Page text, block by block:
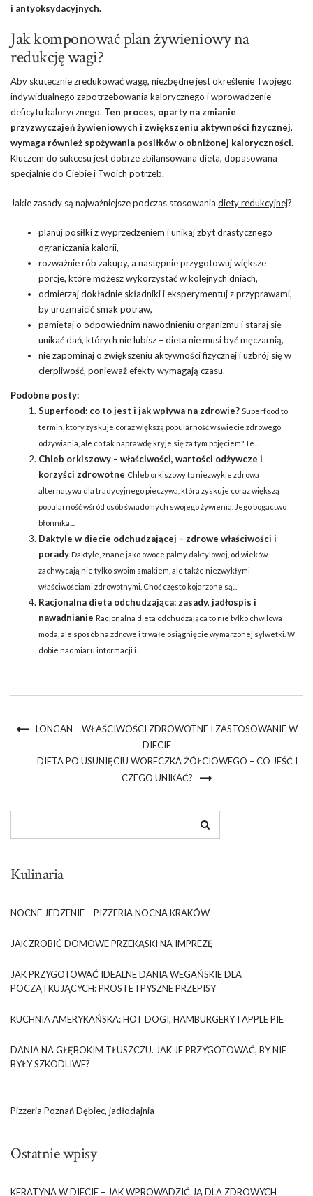
i antyoksydacyjnych.
Jak komponować plan żywieniowy na
redukcję wagi?
Aby skutecznie zredukować wagę, niezbędne jest określenie Twojego
indywidualnego zapotrzebowania kalorycznego i wprowadzenie
deficytu kalorycznego. Ten proces, oparty na zmianie
przyzwyczajeń żywieniowych i zwiększeniu aktywności fizycznej,
wymaga również spożywania posiłków o obniżonej kaloryczności.
Kluczem do sukcesu jest dobrze zbilansowana dieta, dopasowana
specjalnie do Ciebie i Twoich potrzeb.
Jakie zasady są najważniejsze podczas stosowania diety redukcyjnej?
planuj posiłki z wyprzedzeniem i unikaj zbyt drastycznego
ograniczania kalorii,
rozważnie rób zakupy, a następnie przygotowuj większe
porcje, które możesz wykorzystać w kolejnych dniach,
odmierzaj dokładnie składniki i eksperymentuj z przyprawami,
by urozmaicić smak potraw,
pamiętaj o odpowiednim nawodnieniu organizmu i staraj się
unikać dań, których nie lubisz – dieta nie musi być męczarnią,
nie zapominaj o zwiększeniu aktywności fizycznej i uzbrój się w
cierpliwość, ponieważ efekty wymagają czasu.
Podobne posty:
Superfood: co to jest i jak wpływa na zdrowie? Superfood to
termin, który zyskuje coraz większą popularność w świecie zdrowego
odżywiania, ale co tak naprawdę kryje się za tym pojęciem? Te...
Chleb orkiszowy – właściwości, wartości odżywcze i
korzyści zdrowotne Chleb orkiszowy to niezwykle zdrowa
alternatywa dla tradycyjnego pieczywa, która zyskuje coraz większą
popularność wśród osób świadomych swojego żywienia. Jego bogactwo
błonnika,...
Daktyle w diecie odchudzającej – zdrowe właściwości i
porady Daktyle, znane jako owoce palmy daktylowej, od wieków
zachwycają nie tylko swoim smakiem, ale także niezwykłymi
właściwościami zdrowotnymi. Choć często kojarzone są...
Racjonalna dieta odchudzająca: zasady, jadłospis i
nawadnianie Racjonalna dieta odchudzająca to nie tylko chwilowa
moda, ale sposób na zdrowe i trwałe osiągnięcie wymarzonej sylwetki. W
dobie nadmiaru informacji i...
LONGAN – WŁAŚCIWOŚCI ZDROWOTNE I ZASTOSOWANIE W
DIECIE
DIETA PO USUNIĘCIU WORECZKA ŻÓŁCIOWEGO – CO JEŚĆ I
CZEGO UNIKAĆ?
Kulinaria
NOCNE JEDZENIE – PIZZERIA NOCNA KRAKÓW
JAK ZROBIĆ DOMOWE PRZEKĄSKI NA IMPREZĘ
JAK PRZYGOTOWAĆ IDEALNE DANIA WEGAŃSKIE DLA
POCZĄTKUJĄCYCH: PROSTE I PYSZNE PRZEPISY
KUCHNIA AMERYKAŃSKA: HOT DOGI, HAMBURGERY I APPLE PIE
DANIA NA GŁĘBOKIM TŁUSZCZU. JAK JE PRZYGOTOWAĆ, BY NIE
BYŁY SZKODLIWE?
Pizzeria Poznań Dębiec, jadłodajnia
Ostatnie wpisy
KERATYNA W DIECIE – JAK WPROWADZIĆ JĄ DLA ZDROWYCH